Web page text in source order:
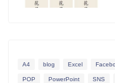
A4 blog Excel
POP PowerPoint SNS